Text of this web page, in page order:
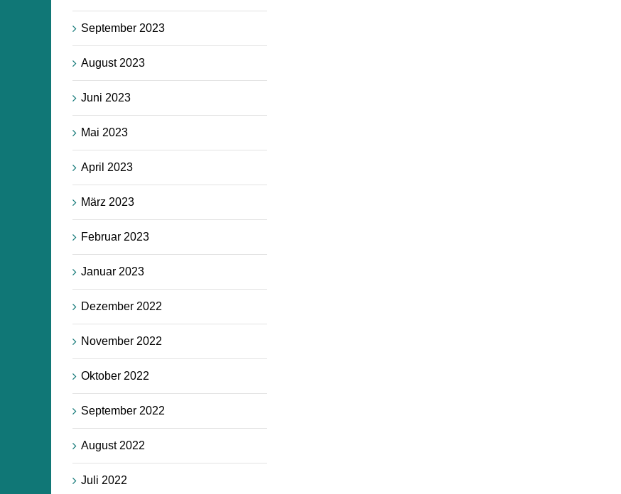
September 2023
August 2023
Juni 2023
Mai 2023
April 2023
März 2023
Februar 2023
Januar 2023
Dezember 2022
November 2022
Oktober 2022
September 2022
August 2022
Juli 2022